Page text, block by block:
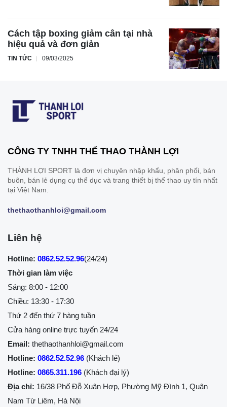
Cách tập boxing giảm cân tại nhà
hiệu quả và đơn giản
TIN TỨC 09/03/2025
CÔNG TY TNHH THỂ THAO THÀNH LỢI
THÀNH LỢI SPORT là đơn vị chuyên nhập khẩu, phân phối, bán
buôn, bán lẻ dụng cụ thể dục và trang thiết bị thể thao uy tín nhất
tại Việt Nam.
thethaothanhloi@gmail.com
Liên hệ
Hotline: 0862.52.52.96(24/24)
Thời gian làm việc
Sáng: 8:00 - 12:00
Chiều: 13:30 - 17:30
Thứ 2 đến thứ 7 hàng tuần
Cửa hàng online trực tuyến 24/24
Email: thethaothanhloi@gmail.com
Hotline: 0862.52.52.96 (Khách lẻ)
Hotline: 0865.311.196 (Khách đại lý)
Địa chỉ: 16/38 Phố Đỗ Xuân Hợp, Phường Mỹ Đình 1, Quận
Nam Từ Liêm, Hà Nội